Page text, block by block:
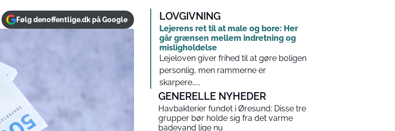
Følg denoffentlige.dk på Google LOVGIVNING
Lejerens ret til at male og bore: Her
går grænsen mellem indretning og
misligholdelse
Lejeloven giver frihed til at gøre boligen
personlig, men rammerne er
skarpere…...
GENERELLE NYHEDER
Havbakterier fundet i Øresund: Disse tre
grupper bør holde sig fra det varme
badevand lige nu